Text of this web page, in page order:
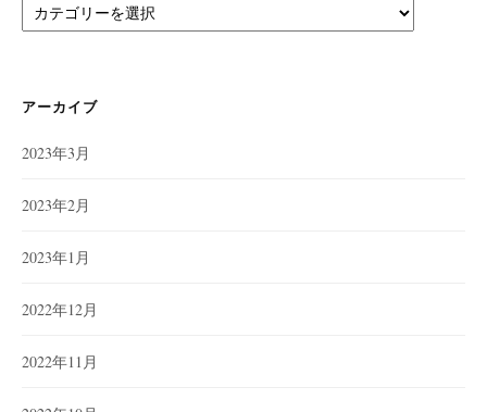
テ
ー
アーカイブ
2023年3月
2023年2月
2023年1月
2022年12月
2022年11月